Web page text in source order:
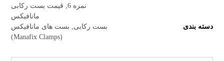
نمره 6
, قیمت بست رکابی
مانافیکس
دسته بندی
بست رکابی
بست های مانافیکس
(Manafix Clamps)